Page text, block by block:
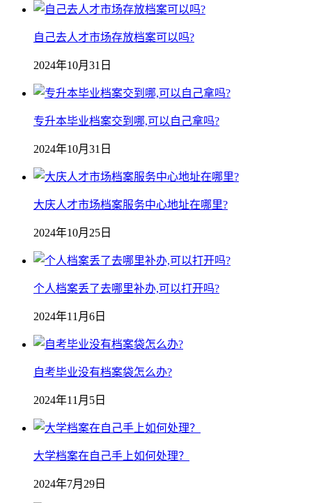
自己去人才市场存放档案可以吗?
2024年10月31日
专升本毕业档案交到哪,可以自己拿吗?
2024年10月31日
大庆人才市场档案服务中心地址在哪里?
2024年10月25日
个人档案丢了去哪里补办,可以打开吗?
2024年11月6日
自考毕业没有档案袋怎么办?
2024年11月5日
大学档案在自己手上如何处理？
2024年7月29日